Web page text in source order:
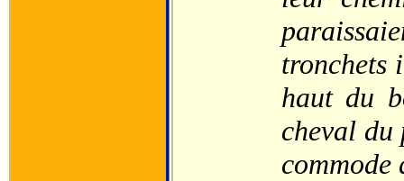
tronchets
haut du
cheval
commode